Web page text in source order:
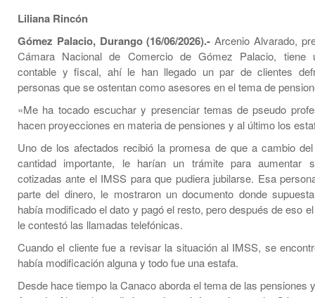
Liliana Rincón
Gómez Palacio, Durango (16/06/2026).- Arcenio Alvarado,
Cámara Nacional de Comercio de Gómez Palacio, tiene
contable y fiscal, ahí le han llegado un par de clientes
personas que se ostentan como asesores en el tema de
«Me ha tocado escuchar y presenciar temas de pseudo
hacen proyecciones en materia de pensiones y al último los
Uno de los afectados recibió la promesa de que a cambio
cantidad importante, le harían un trámite para aumentar
cotizadas ante el IMSS para que pudiera jubilarse. Esa
parte del dinero, le mostraron un documento donde
había modificado el dato y pagó el resto, pero después de eso
le contestó las llamadas telefónicas.
Cuando el cliente fue a revisar la situación al IMSS, se
había modificación alguna y todo fue una estafa.
Desde hace tiempo la Canaco aborda el tema de las pensiones